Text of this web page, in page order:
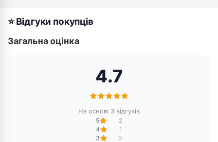
⭐ Відгуки покупців
Загальна оцінка
4.7
На основі 3 відгуків
5
2
4
1
3
0